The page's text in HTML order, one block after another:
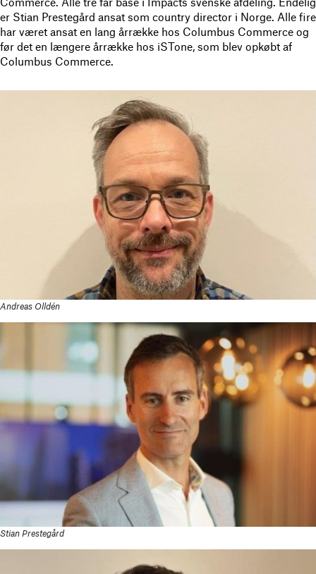
er Stian Prestegård ansat som country director i Norge. Alle fire
har været ansat en lang årrække hos Columbus Commerce og
før det en længere årrække hos iSTone, som blev opkøbt af
Columbus Commerce.
Andreas Olldén
Stian Prestegård